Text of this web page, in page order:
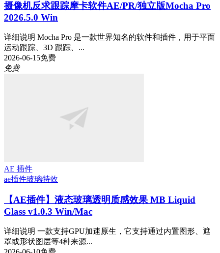
摄像机反求跟踪摩卡软件AE/PR/独立版Mocha Pro
2026.5.0 Win
详细说明 Mocha Pro 是一款世界知名的软件和插件，用于平面
运动跟踪、3D 跟踪、...
2026-06-15免费
免费
AE 插件
ae插件玻璃特效
【AE插件】液态玻璃透明质感效果 MB Liquid
Glass v1.0.3 Win/Mac
详细说明 一款支持GPU加速原生，它支持通过内置图形、遮
罩或形状图层等4种来源...